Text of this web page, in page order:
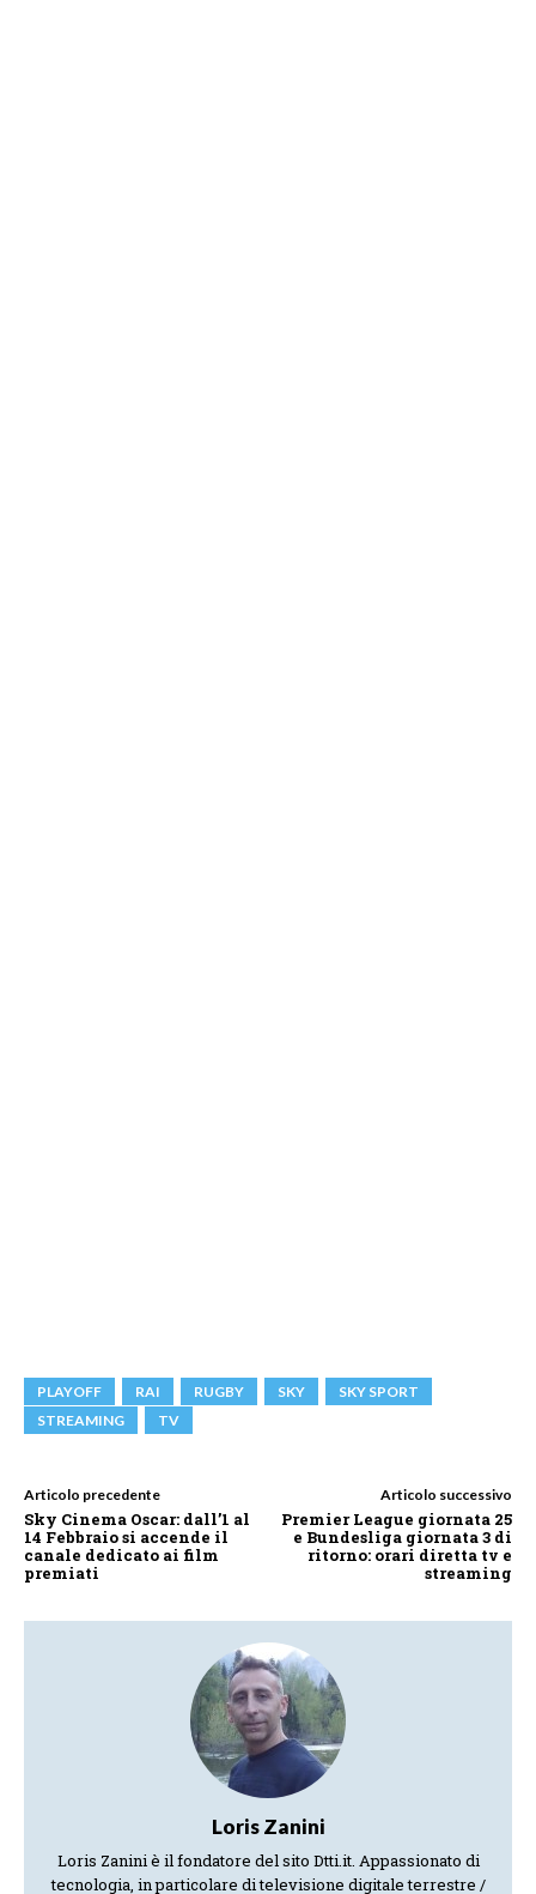
PLAYOFF RAI RUGBY SKY
SKY SPORT
STREAMING
TV
Articolo precedente
Sky Cinema Oscar: dall’1 al
14 Febbraio si accende il
canale dedicato ai film
premiati
Articolo successivo
Premier League giornata 25
e Bundesliga giornata 3 di
ritorno: orari diretta tv e
streaming
Loris Zanini
Loris Zanini è il fondatore del sito Dtti.it. Appassionato di
tecnologia, in particolare di televisione digitale terrestre /